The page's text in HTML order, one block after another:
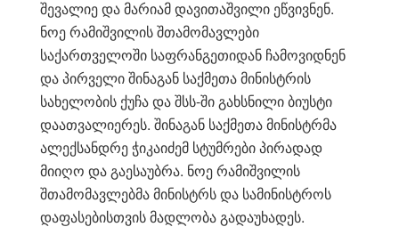
შევალიე და მარიამ დავითაშვილი ეწვივნენ.
ნოე რამიშვილის შთამომავლები
საქართველოში საფრანგეთიდან ჩამოვიდნენ
და პირველი შინაგან საქმეთა მინისტრის
სახელობის ქუჩა და შსს-ში გახსნილი ბიუსტი
დაათვალიერეს. შინაგან საქმეთა მინისტრმა
ალექსანდრე ჭიკაიძემ სტუმრები პირადად
მიიღო და გაესაუბრა. ნოე რამიშვილის
შთამომავლებმა მინისტრს და სამინისტროს
დაფასებისთვის მადლობა გადაუხადეს.